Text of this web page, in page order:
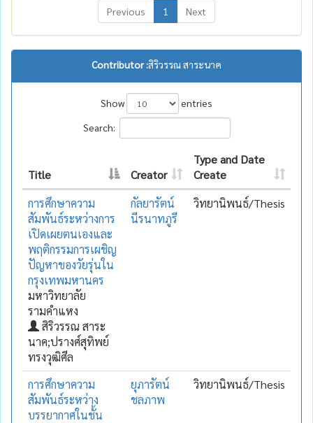
Previous
1 Next
Contributor :สิริวรรณ สาระนาค
Show
entries
Search:
Title Creator
Type and Date
Create
การศึกษาความ
สัมพันธ์ระหว่างการ
เปิดเผยตนเองและ
พฤติกรรมการเผชิญ
ปัญหาของวัยรุ่นใน
กรุงเทพมหานคร
มหาวิทยาลัย
รามคำแหง
สิริวรรณ สาระ
นาค;ปรางศ์สุทิพย์
ทรงวุฒิศีล
กัลยารัตน์
นีรนาทภูรี
วิทยานิพนธ์/Thesis
การศึกษาความ
สัมพันธ์ระหว่าง
บรรยากาศในชั้น
ยุภารัตน์
ชลภาพ
วิทยานิพนธ์/Thesis